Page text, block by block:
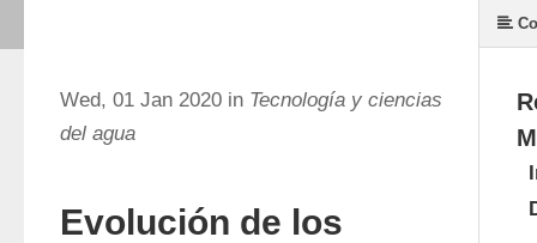
Wed, 01 Jan 2020 in Tecnología y ciencias
del agua
Evolución de los